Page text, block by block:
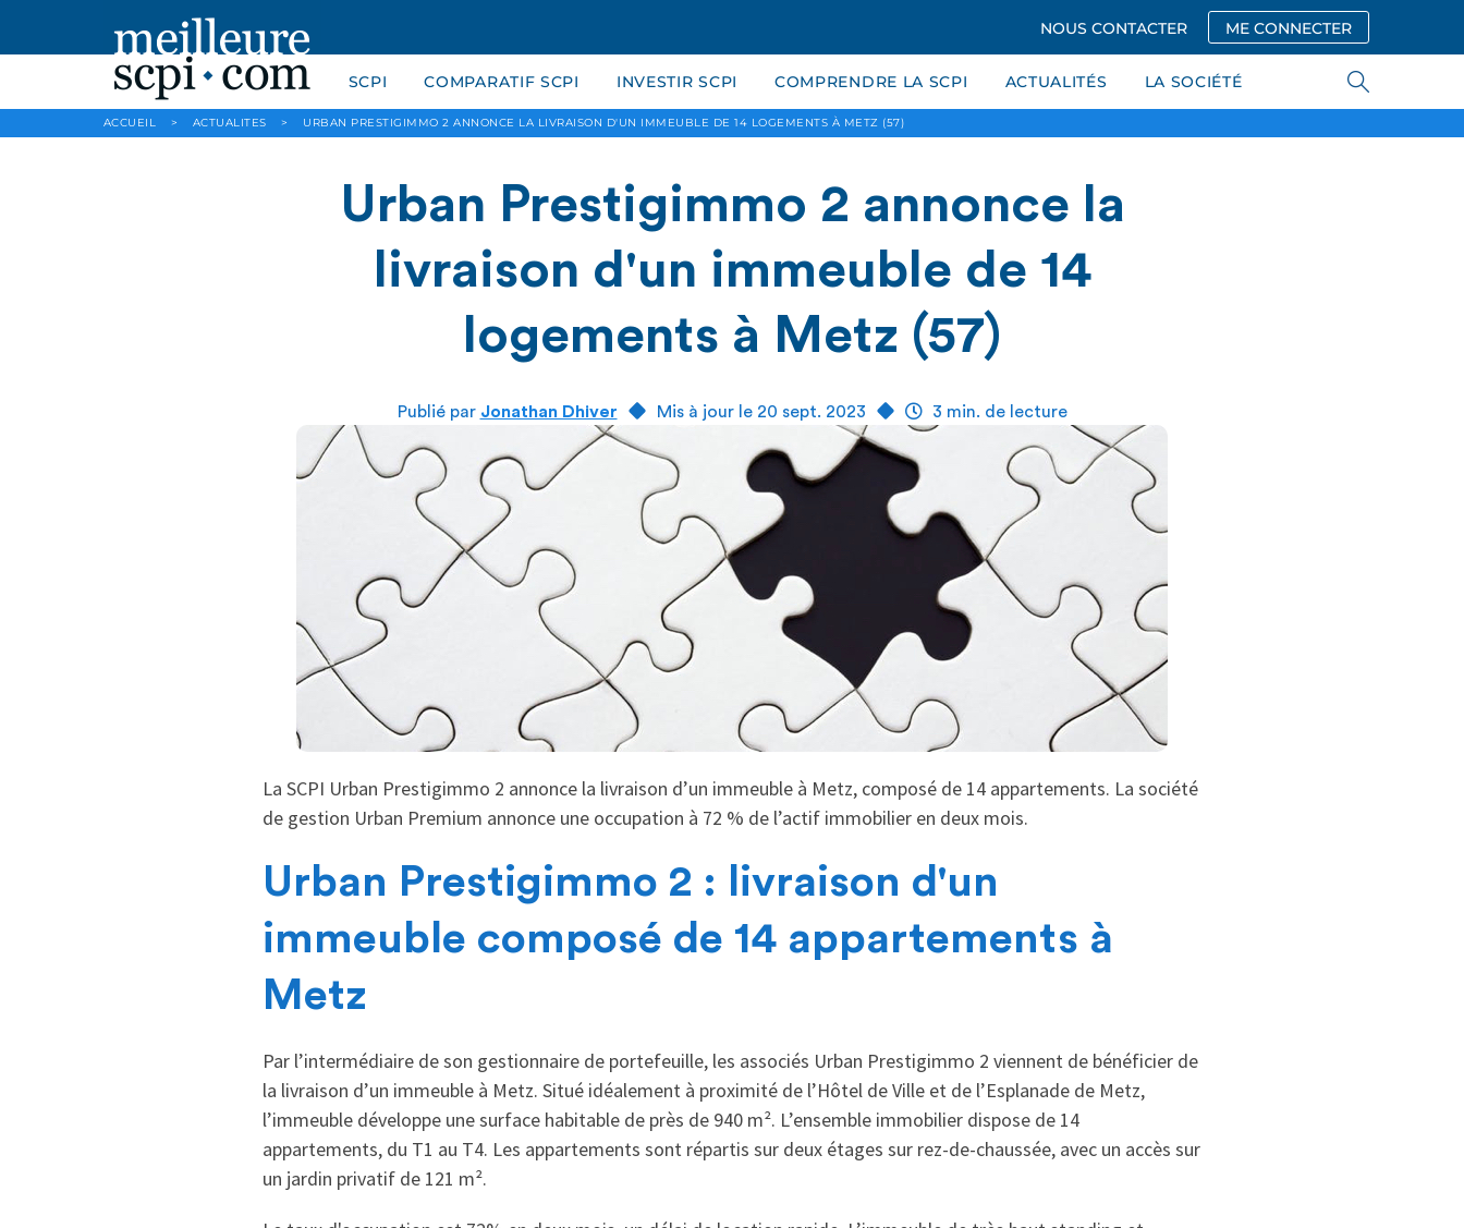
NOUS CONTACTER ME CONNECTER
SCPI COMPARATIF SCPI INVESTIR SCPI COMPRENDRE LA SCPI ACTUALITÉS LA SOCIÉTÉ
ACCUEIL > ACTUALITES > URBAN PRESTIGIMMO 2 ANNONCE LA LIVRAISON D'UN IMMEUBLE DE 14 LOGEMENTS À METZ (57)
Urban Prestigimmo 2 annonce la
livraison d'un immeuble de 14
logements à Metz (57)
Publié par Jonathan Dhiver Mis à jour le 20 sept. 2023 3 min. de lecture
La SCPI Urban Prestigimmo 2 annonce la livraison d’un immeuble à Metz, composé de 14 appartements. La société
de gestion Urban Premium annonce une occupation à 72 % de l’actif immobilier en deux mois.
Urban Prestigimmo 2 : livraison d'un
immeuble composé de 14 appartements à
Metz
Par l’intermédiaire de son gestionnaire de portefeuille, les associés Urban Prestigimmo 2 viennent de bénéficier de
la livraison d’un immeuble à Metz. Situé idéalement à proximité de l’Hôtel de Ville et de l’Esplanade de Metz,
l’immeuble développe une surface habitable de près de 940 m². L’ensemble immobilier dispose de 14
appartements, du T1 au T4. Les appartements sont répartis sur deux étages sur rez-de-chaussée, avec un accès sur
un jardin privatif de 121 m².